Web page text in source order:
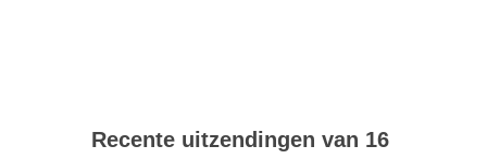
Recente uitzendingen van 16